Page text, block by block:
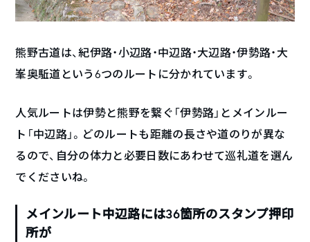
熊野古道は、紀伊路・小辺路・中辺路・大辺路・伊勢路・大
峯奥駈道という6つのルートに分かれています。
人気ルートは伊勢と熊野を繋ぐ「伊勢路」とメインルー
ト「中辺路」。どのルートも距離の長さや道のりが異な
るので、自分の体力と必要日数にあわせて巡礼道を選ん
でくださいね。
メインルート中辺路には36箇所のスタンプ押印
所が